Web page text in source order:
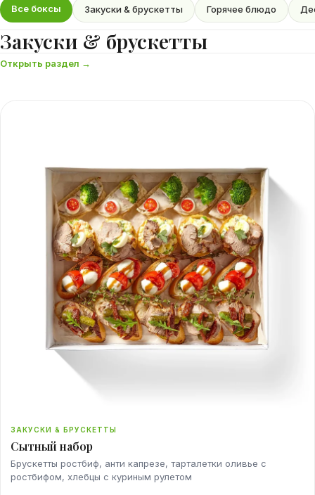
Все боксы Закуски & брускетты Горячее блюдо
Закуски & брускетты
Открыть раздел →
ЗАКУСКИ & БРУСКЕТТЫ
Сытный набор
Брускетты ростбиф, анти капрезе, тарталетки оливье с
ростбифом, хлебцы с куриным рулетом